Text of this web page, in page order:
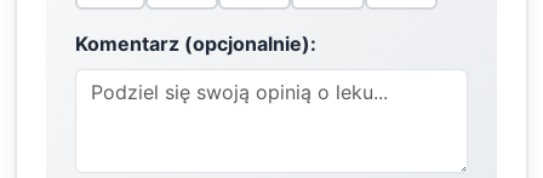
Komentarz (opcjonalnie):